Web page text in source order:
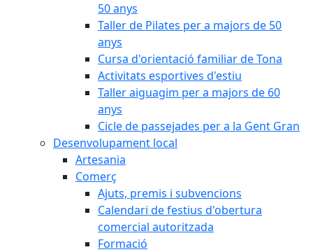
50 anys
Taller de Pilates per a majors de 50
anys
Cursa d'orientació familiar de Tona
Activitats esportives d'estiu
Taller aiguagim per a majors de 60
anys
Cicle de passejades per a la Gent Gran
Desenvolupament local
Artesania
Comerç
Ajuts, premis i subvencions
Calendari de festius d'obertura
comercial autoritzada
Formació